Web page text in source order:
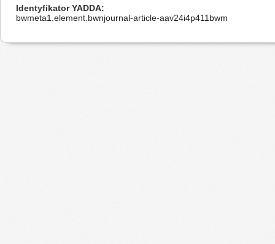
Identyfikator YADDA
bwmeta1.element.bwnjournal-article-aav24i4p411bwm